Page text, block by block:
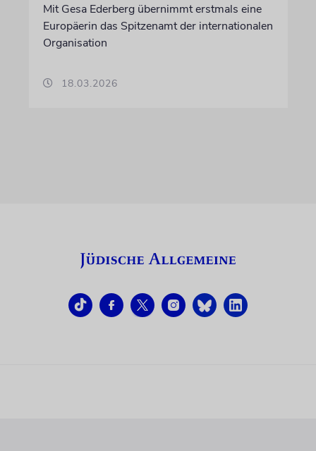
Mit Gesa Ederberg übernimmt erstmals eine
Europäerin das Spitzenamt der internationalen
Organisation
18.03.2026